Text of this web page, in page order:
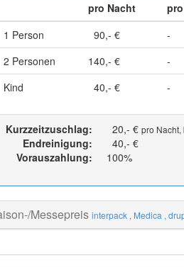
pro Nacht
1 Person
90,- € -
2 Personen
140,- € -
Kind
40,- € -
Kurzzeitzuschlag: 20,- € pro
Endreinigung:
40,- €
Vorauszahlung:
100%
Messepreis interpack , Medica ,